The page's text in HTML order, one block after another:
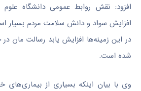
افزود: نقش روابط عمومی دانشگاه علوم
افزایش سواد و دانش سلامت مردم بسیار
در این زمینه‌ها افزایش یابد رسالت مان در
شده است.
وی با بیان اینکه بسیاری از